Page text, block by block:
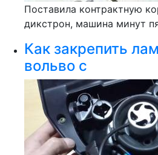
Поставила контрактную
дикстрон, машина минут
Как закрепить
вольво с